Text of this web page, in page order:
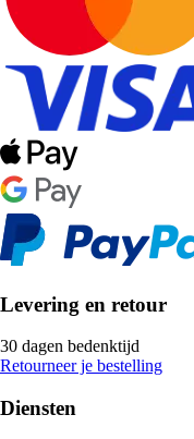
Levering en retour
30 dagen bedenktijd
Retourneer je bestelling
Diensten